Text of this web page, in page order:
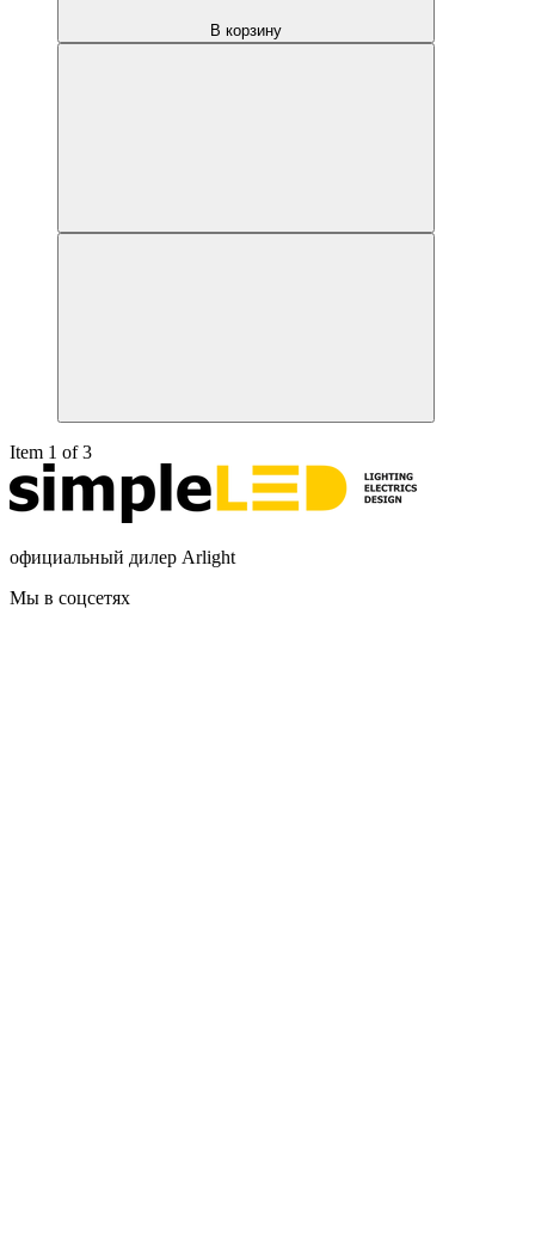
В корзину
Item 1 of 3
официальный дилер Arlight
Мы в соцсетях